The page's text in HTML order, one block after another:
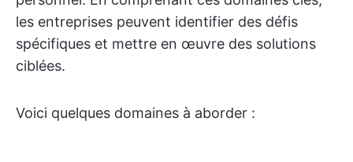
les entreprises peuvent identifier des défis
spécifiques et mettre en œuvre des solutions
ciblées.
Voici quelques domaines à aborder :